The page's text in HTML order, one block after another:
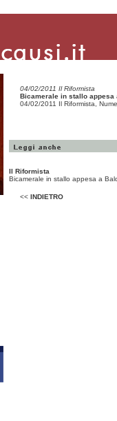
04/02/2011 Il Riformista
Bicamerale in stallo appesa
04/02/2011 Il Riformista,
Il Riformista
Bicamerale in stallo appesa a
<< INDIETRO